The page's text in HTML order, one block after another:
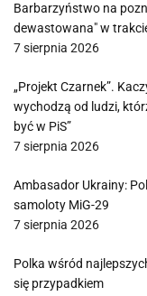
Barbarzyństwo na
dewastowana" w
7 sierpnia 2026
„Projekt Czarnek”.
wychodzą od ludzi,
być w PiS”
7 sierpnia 2026
Ambasador Ukrainy:
samoloty MiG-29
7 sierpnia 2026
Polka wśród
się przypadkiem